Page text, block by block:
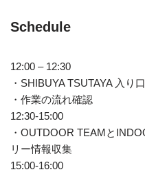
Schedule
12:00 – 12:30
・SHIBUYA TSUTAYA 入り
・作業の流れ確認
12:30-15:00
・OUTDOOR TEAMと
リー情報収集
15:00-16:00